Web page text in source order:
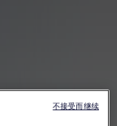
不接受而继续